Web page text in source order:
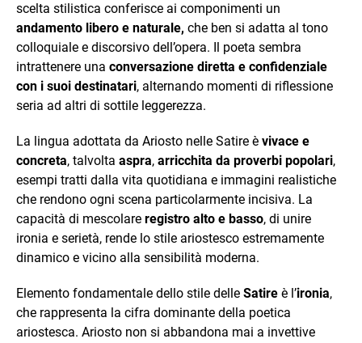
scelta stilistica conferisce ai componimenti un
andamento libero e naturale, che ben si adatta al tono
colloquiale e discorsivo dell’opera. Il poeta sembra
intrattenere una conversazione diretta e confidenziale
con i suoi destinatari, alternando momenti di riflessione
seria ad altri di sottile leggerezza.
La lingua adottata da Ariosto nelle Satire è vivace e
concreta, talvolta aspra, arricchita da proverbi popolari,
esempi tratti dalla vita quotidiana e immagini realistiche
che rendono ogni scena particolarmente incisiva. La
capacità di mescolare registro alto e basso, di unire
ironia e serietà, rende lo stile ariostesco estremamente
dinamico e vicino alla sensibilità moderna.
Elemento fondamentale dello stile delle Satire è l’ironia,
che rappresenta la cifra dominante della poetica
ariostesca. Ariosto non si abbandona mai a invettive